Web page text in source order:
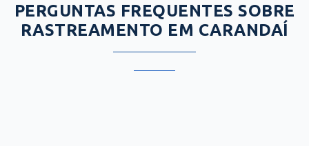
PERGUNTAS FREQUENTES SOBRE
RASTREAMENTO EM CARANDAÍ